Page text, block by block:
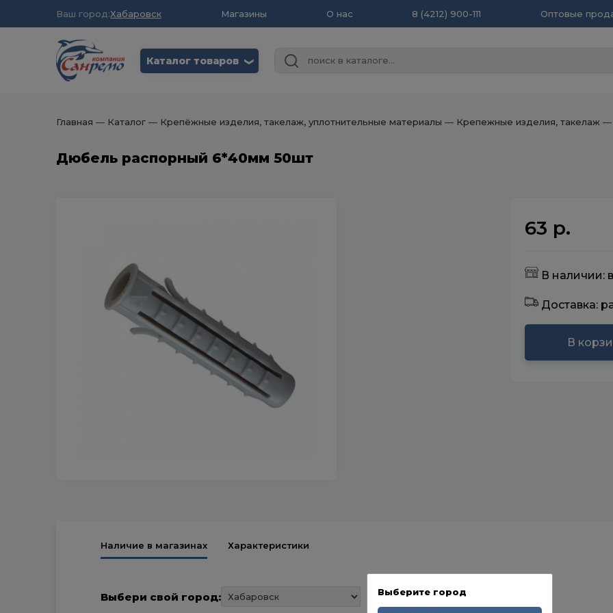
Ваш город:Хабаровск Магазины О нас 8 (4212) 900-111 Оптовые
Каталог товаров ❮
Главная ― Каталог ― Крепёжные изделия, такелаж, уплотнительные материалы ― Крепежные изделия, такелаж ―
Дюбель распорный 6*40мм 50шт
63 р.
В наличии:
Доставка:
В
Наличие в магазинах Характеристики
Выбери свой город: Выберите город